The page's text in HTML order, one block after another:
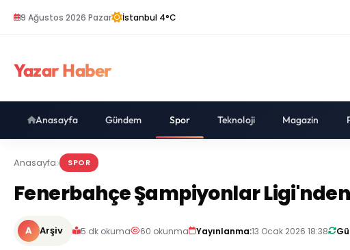
9 Ağustos 2026 Pazar İstanbul 4°C
Yazar Haber
Anasayfa Gündem Spor Teknoloji Magazin
Anasayfa SPOR
Fenerbahçe Şampiyonlar
A Arşiv 5 dk okuma 60 okunma Yayınlanma:13 Ocak 2026 18:38